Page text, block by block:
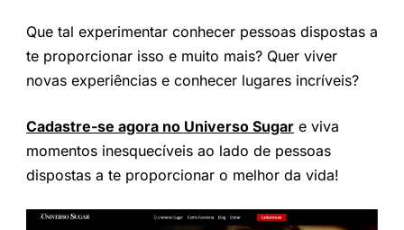
Que tal experimentar conhecer pessoas dispostas a
te proporcionar isso e muito mais? Quer viver
novas experiências e conhecer lugares incríveis?
Cadastre-se agora no Universo Sugare viva
momentos inesquecíveis ao lado de pessoas
dispostas a te proporcionar o melhor da vida!